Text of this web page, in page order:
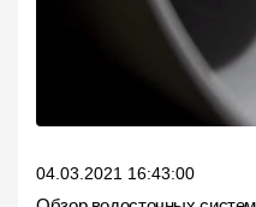
04.03.2021 16:43:00